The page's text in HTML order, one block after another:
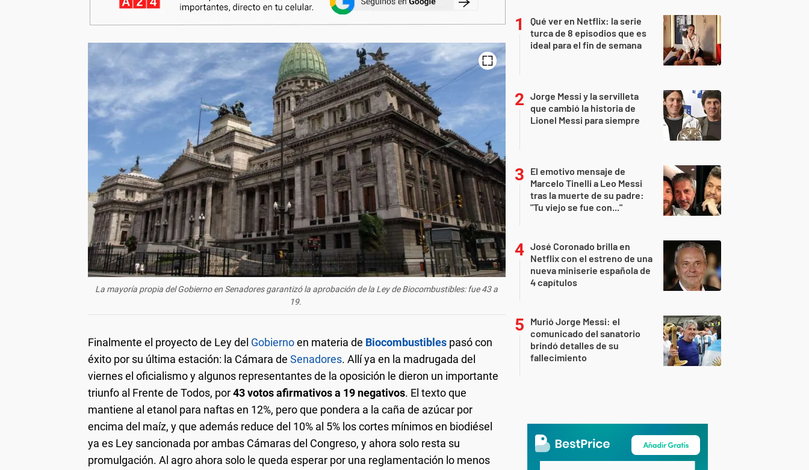
La mayoría propia del Gobierno en Senadores garantizó la aprobación de la Ley de Biocombustibles: fue 43 a
19.
Finalmente el proyecto de Ley del Gobiernoen materia de Biocombustibles pasó con
éxito por su última estación: la Cámara de Senadores. Allí ya en la madrugada del
viernes el oficialismo y algunos representantes de la oposición le dieron un importante
triunfo al Frente de Todos, por43 votos afirmativos a 19 negativos. El texto que
mantiene al etanol para naftas en 12%, pero que pondera a la caña de azúcar por
encima del maíz, y que además reduce del 10% al 5% los cortes mínimos en biodiésel
ya es Ley sancionada por ambas Cámaras del Congreso, y ahora solo resta su
promulgación. Al agro ahora solo le queda esperar por una reglamentación lo menos
Qué ver en Netflix: la serie
turca de 8 episodios que es
ideal para el fin de semana
Jorge Messi y la servilleta
que cambió la historia de
Lionel Messi para siempre
El emotivo mensaje de
Marcelo Tinelli a Leo Messi
tras la muerte de su padre:
"Tu viejo se fue con..."
José Coronado brilla en
Netflix con el estreno de una
nueva miniserie española de
4 capítulos
Murió Jorge Messi: el
comunicado del sanatorio
brindó detalles de su
fallecimiento